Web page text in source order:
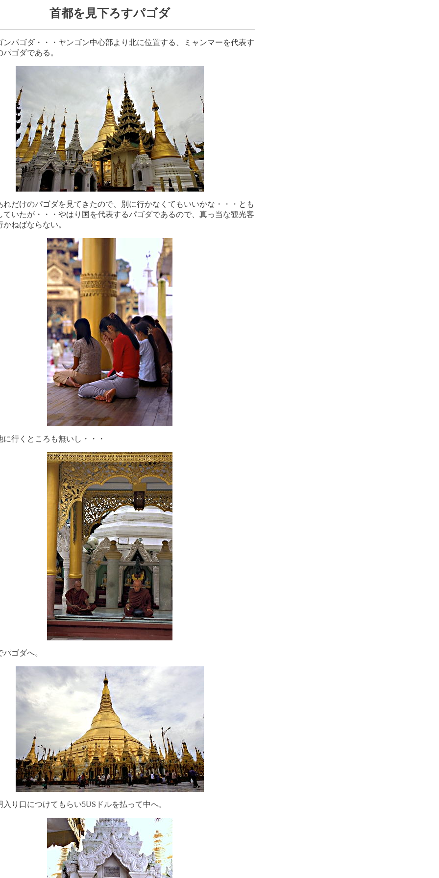
首都を見下ろすパゴダ
ンパゴダ・・・ヤンゴン中心部より北に位置する、ミャンマーを代表す
ゴダである。
れだけのパゴダを見てきたので、別に行かなくてもいいかな・・・とも
ていたが・・・やはり国を代表するパゴダであるので、真っ当な観光客
ねばならない。
に行くところも無いし・・・
ゴダへ。
入り口につけてもらい5USドルを払って中へ。